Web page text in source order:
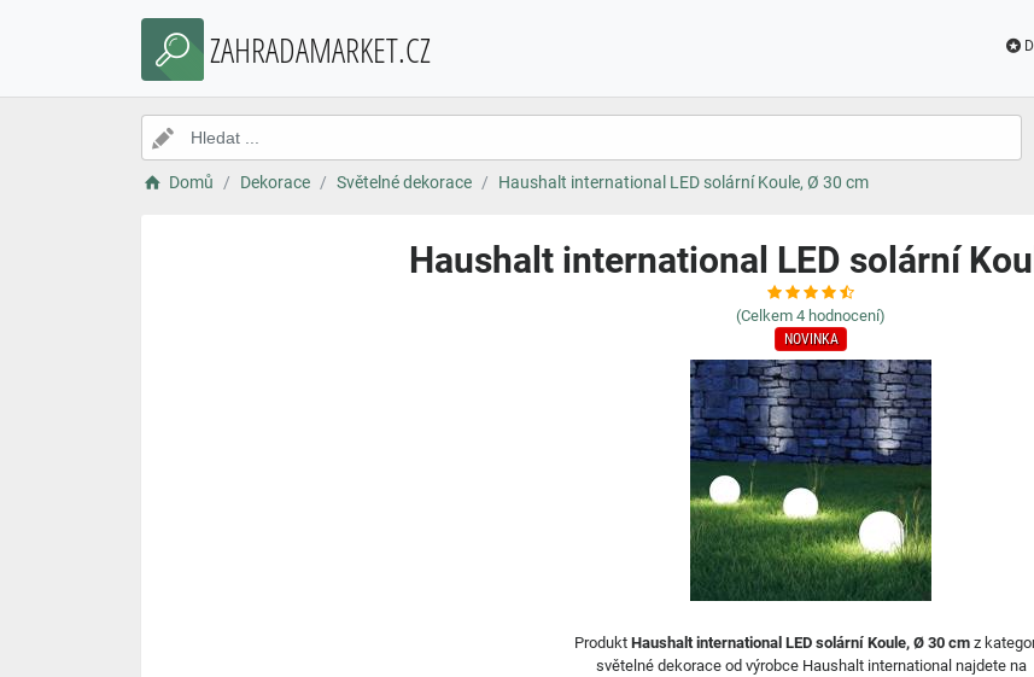
ZAHRADAMARKET.CZ
Domů Dekorace Světelné dekorace Haushalt international LED solární Koule, Ø 30 cm
Haushalt international LED solární
(Celkem 4 hodnocení)
NOVINKA
Produkt Haushalt international LED solární Koule, Ø 30 cmz
světelné dekorace od výrobce Haushalt international najdete na